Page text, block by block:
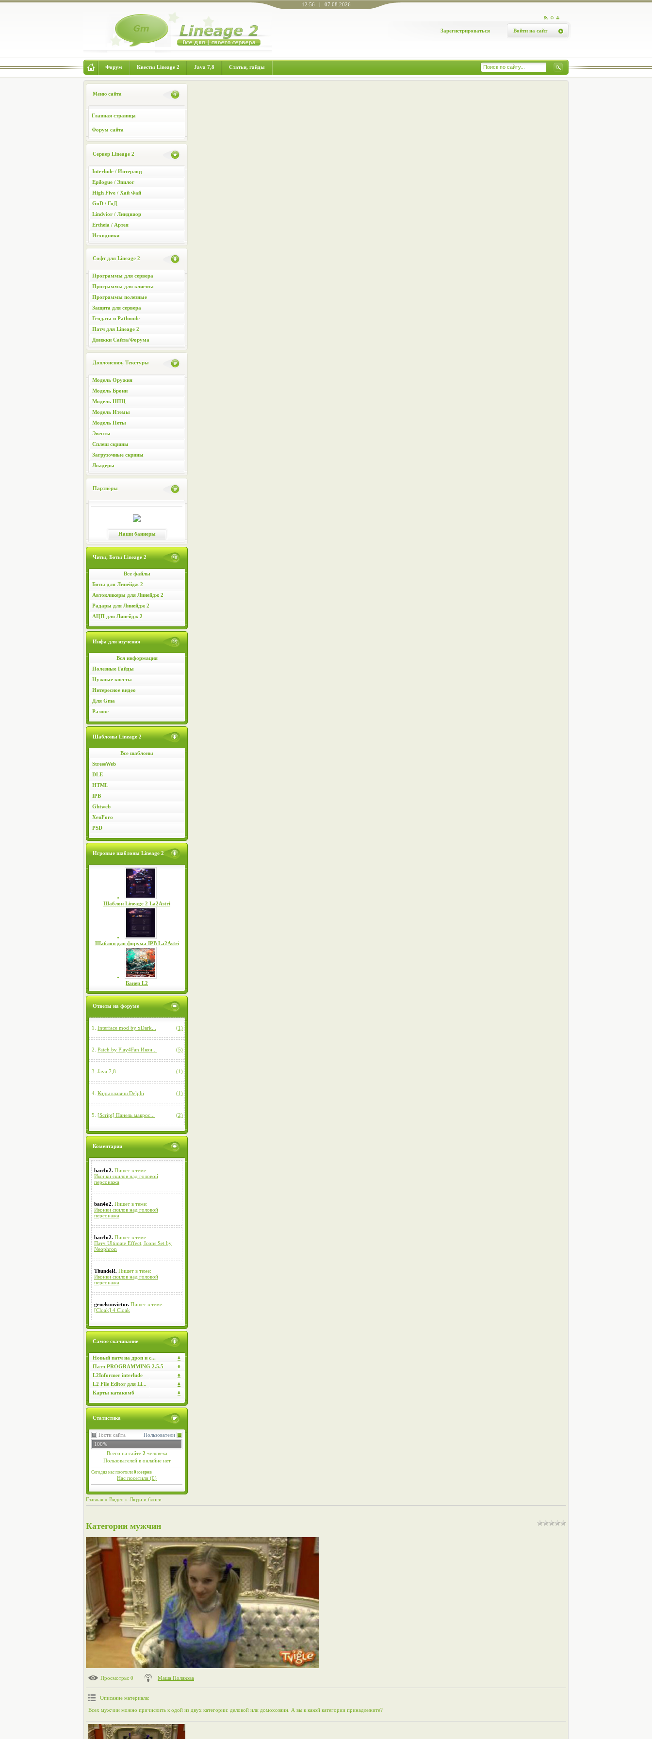
12:56 | 07.08.2026
Войти на сайт
Зарегистрироваться
Форум Квесты Lineage 2 Java 7,8 Статьи, гайды
Меню сайта
Главная страница
Форум сайта
Сервер Lineage 2
Interlude / Интерлюд
Epilogue / Эпилог
High Five / Хай Фай
GoD / ГоД
Lindvior / Линдвиор
Ertheia / Артея
Исходники
Софт для Lineage 2
Программы для сервера
Программы для клиента
Программы полезные
Защита для сервера
Геодата и Pathnode
Патч для Lineage 2
Движки Сайта/Форума
Доплонения, Текстуры
Модель Оружия
Модель Брони
Модель НПЦ
Модель Итемы
Модель Петы
Эвенты
Сплеш скрины
Загрузочные скрины
Лоадеры
Партнёры
Наши баннеры
Читы, Боты Lineage 2
Все файлы
Боты для Линейдж 2
Автокликеры для Линейдж 2
Радары для Линейдж 2
АЦП для Линейдж 2
Инфа для изучения
Вся информация
Полезные Гайды
Нужные квесты
Интересное видео
Для Gma
Разное
Шаблоны Lineage 2
Все шаблоны
StressWeb
DLE
HTML
IPB
Ghtweb
XenForo
PSD
Игровые шаблоны Lineage 2
Шаблон Lineage 2 La2Astri
Шаблон для форума IPB La2Astri
Банер L2
Ответы на форуме
1. Interface mod by xDark... (1)
2. Patch by Play4Fan Икон... (5)
3. Java 7,8 (1)
4. Коды клавиш Delphi (1)
5. [Script] Панель макрос... (2)
Коментарии
ban4o2. Пишет в теме:
Иконки скилов над головой
персонажа
ban4o2. Пишет в теме:
Иконки скилов над головой
персонажа
ban4o2. Пишет в теме:
Патч Ultimate Effect, Icons Set by
Neophron
ThundeR. Пишет в теме:
Иконки скилов над головой
персонажа
genelsonvictor. Пишет в теме:
[Cloak] 4 Cloak
Самое скачивание
Новый патч на дроп и с...
Патч PROGRAMMING 2.5.5
L2Informer interlude
L2 File Editor для Li...
Карты катакомб
Статистика
Пользователи
Гости сайта
100%
Всего на сайте 2 человека
Пользователей в онлайне нет
Сегодня нас посетили 0 юзеров
Нас посетили (0)
Главная » Видео » Люди и блоги
Категории мужчин
Просмотры: 0 Маша Полякова
Описание материала:
Всех мужчин можно причислить к одой из двух категории: деловой или домохозяин. А вы к какой категории принадлежите?